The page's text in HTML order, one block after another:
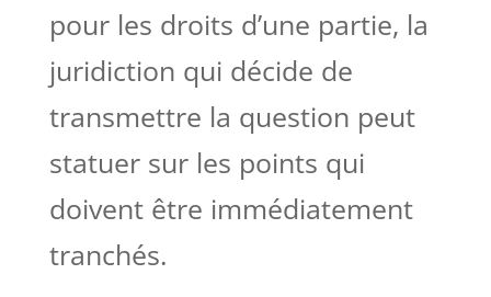
pour les droits d’une partie, la
juridiction qui décide de
transmettre la question peut
statuer sur les points qui
doivent être immédiatement
tranchés.